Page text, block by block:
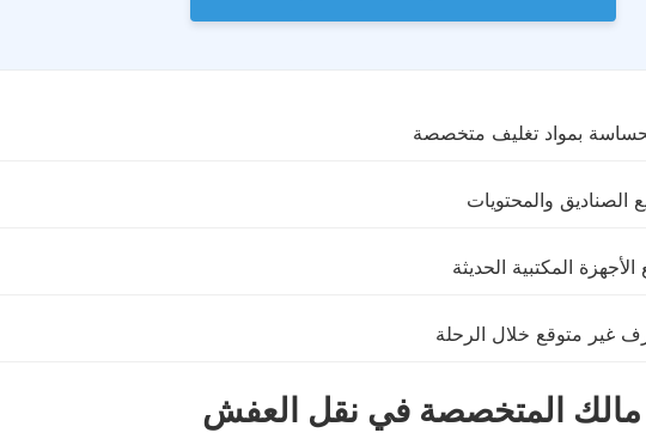
بمواد تغليف متخصصة
والمحتويات
المكتبية الحديثة
متوقع خلال الرحلة
المتخصصة في نقل العفش